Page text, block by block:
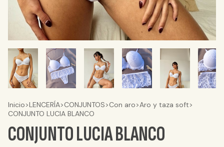
Inicio>LENCERÍA>CONJUNTOS>Con aro>Aro y taza soft>
CONJUNTO LUCIA BLANCO
CONJUNTO LUCIA BLANCO